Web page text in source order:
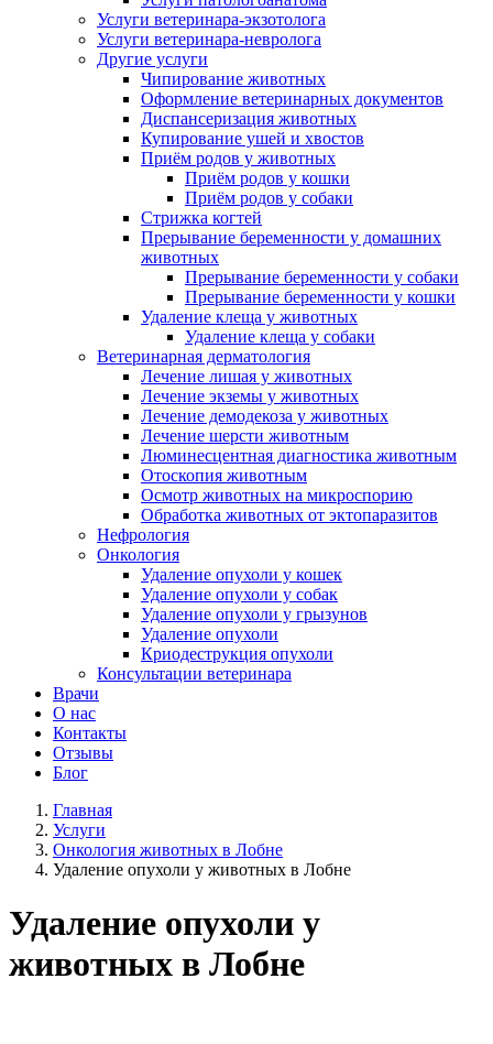
Услуги ветеринара-экзотолога
Услуги ветеринара-невролога
Другие услуги
Чипирование животных
Оформление ветеринарных документов
Диспансеризация животных
Купирование ушей и хвостов
Приём родов у животных
Приём родов у кошки
Приём родов у собаки
Стрижка когтей
Прерывание беременности у домашних
животных
Прерывание беременности у собаки
Прерывание беременности у кошки
Удаление клеща у животных
Удаление клеща у собаки
Ветеринарная дерматология
Лечение лишая у животных
Лечение экземы у животных
Лечение демодекоза у животных
Лечение шерсти животным
Люминесцентная диагностика животным
Отоскопия животным
Осмотр животных на микроспорию
Обработка животных от эктопаразитов
Нефрология
Онкология
Удаление опухоли у кошек
Удаление опухоли у собак
Удаление опухоли у грызунов
Удаление опухоли
Криодеструкция опухоли
Консультации ветеринара
Врачи
О нас
Контакты
Отзывы
Блог
Главная
Услуги
Онкология животных в Лобне
Удаление опухоли у животных в Лобне
Удаление опухоли у
животных в Лобне